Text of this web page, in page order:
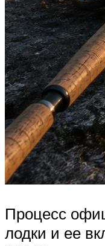
Процесс
лодки и ее